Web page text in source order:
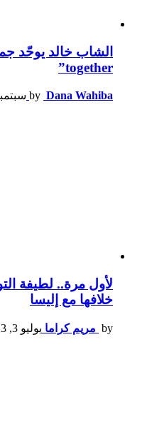
together”
by Dana Wahiba سبتمبر 17, 2022,
لأول مرة.. لطيفة
خلافها مع إليسا
by مريم كراما يوليو 3, 2023, 5:32 م